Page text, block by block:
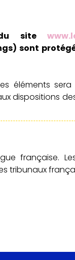
du site
sont
éléments
dispositions
française.
tribunaux